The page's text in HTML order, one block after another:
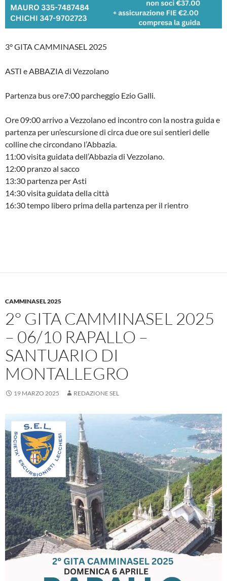
3° GITA CAMMINASEL 2025
ASTI e ABBAZIA di Vezzolano
Partenza bus ore7:00 parcheggio Ezio Galli.
Ore 09:00 arrivo a Vezzolano ed incontro con la nostra guida e
partenza per un’escursione di circa due ore sui sentieri delle
colline che circondano l’Abbazia.
11:00 visita guidata dell’Abbazia di Vezzolano.
12:00 pranzo al sacco
13:30 partenza per Asti
14:30 visita guidata della città
16:30 tempo libero prima della partenza per il rientro
CAMMINASEL 2025
2° GITA CAMMINASEL 2025
– 06/10 RAPALLO –
SANTUARIO DI
MONTALLEGRO
19 MARZO 2025 REDAZIONE SEL